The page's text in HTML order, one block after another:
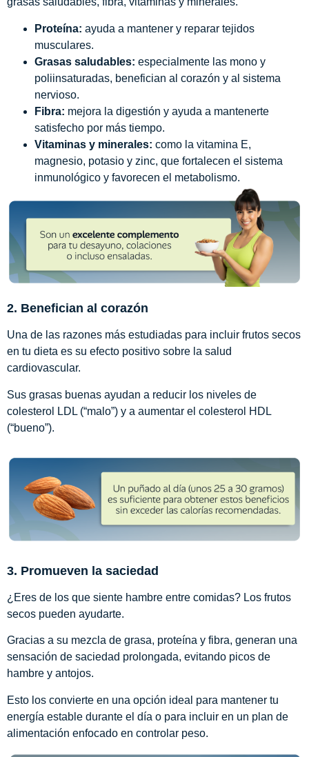
Proteína: ayuda a mantener y reparar tejidos
musculares.
Grasas saludables: especialmente las mono y
poliinsaturadas, benefician al corazón y al sistema
nervioso.
Fibra: mejora la digestión y ayuda a mantenerte
satisfecho por más tiempo.
Vitaminas y minerales: como la vitamina E,
magnesio, potasio y zinc, que fortalecen el sistema
inmunológico y favorecen el metabolismo.
2. Benefician al corazón
Una de las razones más estudiadas para incluir frutos secos
en tu dieta es su efecto positivo sobre la salud
cardiovascular.
Sus grasas buenas ayudan a reducir los niveles de
colesterol LDL (“malo”) y a aumentar el colesterol HDL
(“bueno”).
3. Promueven la saciedad
¿Eres de los que siente hambre entre comidas? Los frutos
secos pueden ayudarte.
Gracias a su mezcla de grasa, proteína y fibra, generan una
sensación de saciedad prolongada, evitando picos de
hambre y antojos.
Esto los convierte en una opción ideal para mantener tu
energía estable durante el día o para incluir en un plan de
alimentación enfocado en controlar peso.